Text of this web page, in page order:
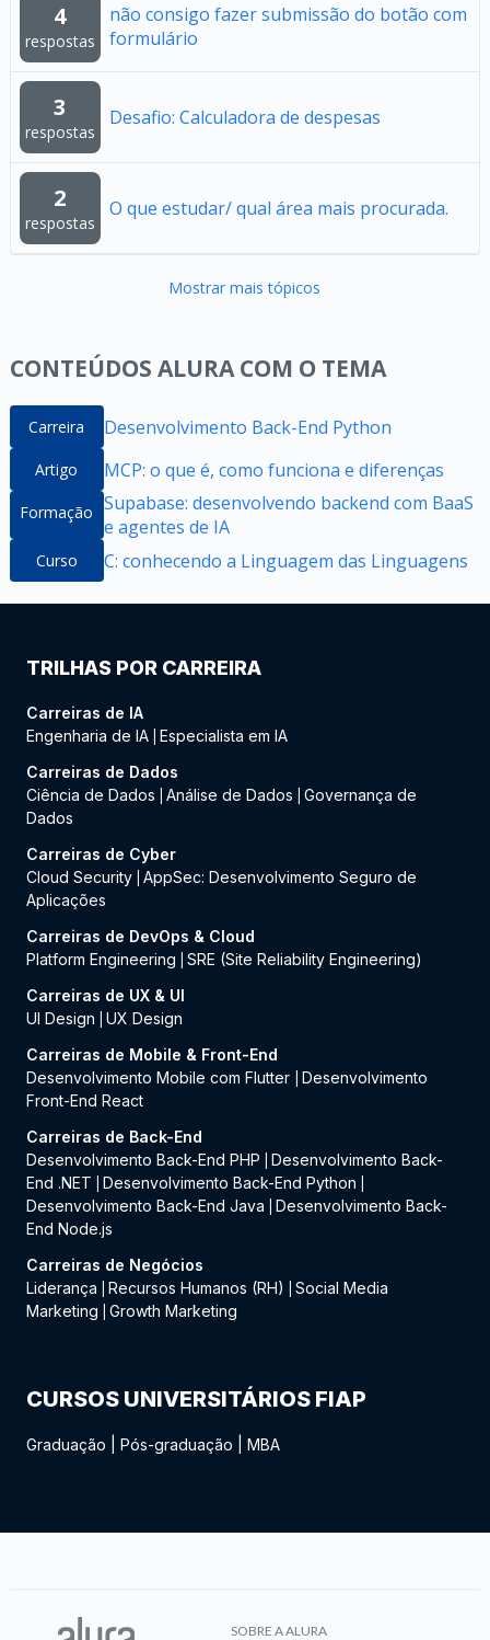
4
respostas
não consigo fazer submissão do botão com
formulário
3
respostas
Desafio: Calculadora de despesas
2
respostas
O que estudar/ qual área mais procurada.
Mostrar mais tópicos
CONTEÚDOS ALURA COM O TEMA
Carreira Desenvolvimento Back-End Python
Artigo MCP: o que é, como funciona e diferenças
Formação Supabase: desenvolvendo backend com BaaS
e agentes de IA
Curso C: conhecendo a Linguagem das Linguagens
TRILHAS POR CARREIRA
Carreiras de IA
Engenharia de IA Especialista em IA
Carreiras de Dados
Ciência de Dados
Análise de Dados
Governança de
Dados
Carreiras de Cyber
Cloud Security AppSec: Desenvolvimento Seguro de
Aplicações
Carreiras de DevOps & Cloud
Platform Engineering
SRE (Site Reliability Engineering)
Carreiras de UX & UI
UI Design
UX Design
Carreiras de Mobile & Front-End
Desenvolvimento Mobile com Flutter
Desenvolvimento
Front-End React
Carreiras de Back-End
Desenvolvimento Back-End PHP
Desenvolvimento Back-
End .NET
Desenvolvimento Back-End Python
Desenvolvimento Back-End Java
Desenvolvimento Back-
End Node.js
Carreiras de Negócios
Liderança
Recursos Humanos (RH)
Social Media
Marketing
Growth Marketing
CURSOS UNIVERSITÁRIOS FIAP
Graduação Pós-graduação MBA
SOBRE A ALURA